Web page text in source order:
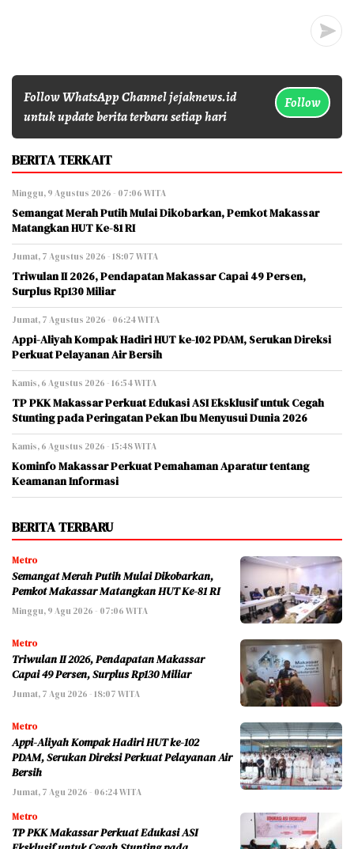
Follow WhatsApp Channel jejaknews.id
untuk update berita terbaru setiap hari
Follow
BERITA TERKAIT
Minggu, 9 Agustus 2026 - 07:06 WITA
Semangat Merah Putih Mulai Dikobarkan, Pemkot Makassar
Matangkan HUT Ke-81 RI
Jumat, 7 Agustus 2026 - 18:07 WITA
Triwulan II 2026, Pendapatan Makassar Capai 49 Persen,
Surplus Rp130 Miliar
Jumat, 7 Agustus 2026 - 06:24 WITA
Appi-Aliyah Kompak Hadiri HUT ke-102 PDAM, Serukan Direksi
Perkuat Pelayanan Air Bersih
Kamis, 6 Agustus 2026 - 16:54 WITA
TP PKK Makassar Perkuat Edukasi ASI Eksklusif untuk Cegah
Stunting pada Peringatan Pekan Ibu Menyusui Dunia 2026
Kamis, 6 Agustus 2026 - 15:48 WITA
Kominfo Makassar Perkuat Pemahaman Aparatur tentang
Keamanan Informasi
BERITA TERBARU
Metro
Semangat Merah Putih Mulai Dikobarkan,
Pemkot Makassar Matangkan HUT Ke-81 RI
Minggu, 9 Agu 2026 - 07:06 WITA
Metro
Triwulan II 2026, Pendapatan Makassar
Capai 49 Persen, Surplus Rp130 Miliar
Jumat, 7 Agu 2026 - 18:07 WITA
Metro
Appi-Aliyah Kompak Hadiri HUT ke-102
PDAM, Serukan Direksi Perkuat Pelayanan Air
Bersih
Jumat, 7 Agu 2026 - 06:24 WITA
Metro
TP PKK Makassar Perkuat Edukasi ASI